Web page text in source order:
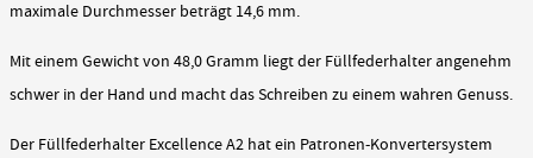
maximale Durchmesser beträgt 14,6 mm.
Mit einem Gewicht von 48,0 Gramm liegt der Füllfederhalter angenehm
schwer in der Hand und macht das Schreiben zu einem wahren Genuss.
Der Füllfederhalter Excellence A2 hat ein Patronen-Konvertersystem